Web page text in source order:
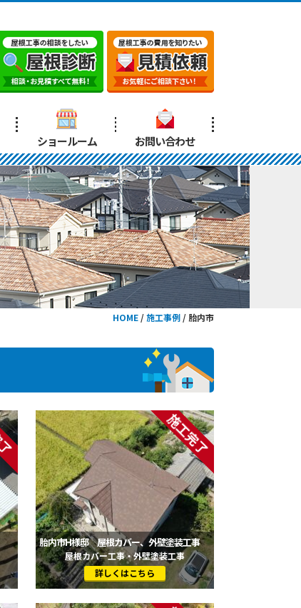
ショールーム お問い合わせ
HOME /施工事例 / 胎内市
胎内市H様邸 屋根カバー、外壁塗装工事
屋根カバー工事・外壁塗装工事
詳しくはこちら